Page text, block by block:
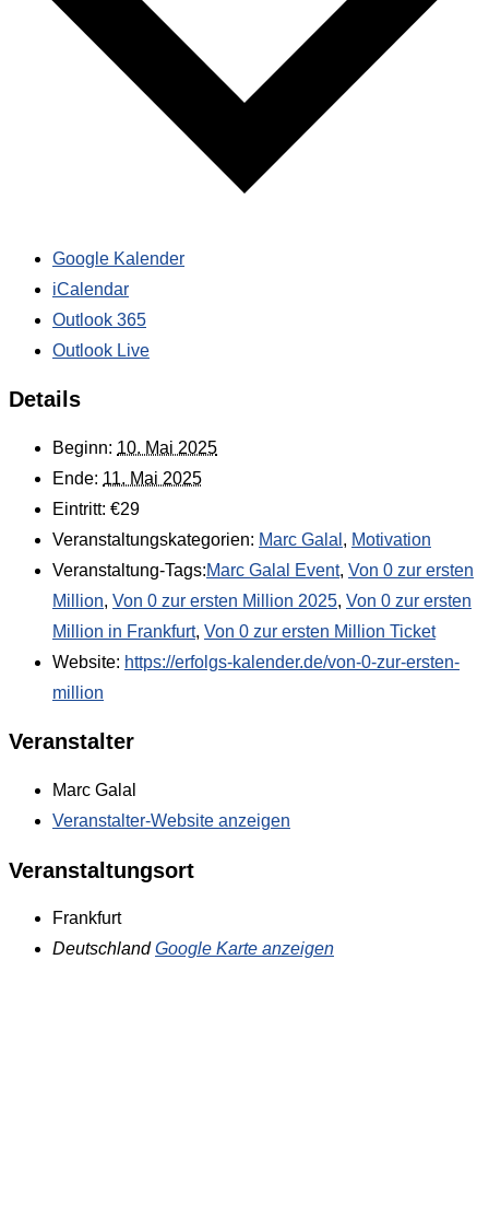
Google Kalender
iCalendar
Outlook 365
Outlook Live
Details
Beginn: 10. Mai 2025
Ende: 11. Mai 2025
Eintritt: €29
Veranstaltungskategorien: Marc Galal , Motivation
Veranstaltung-Tags:Marc Galal Event, Von 0 zur ersten
Million, Von 0 zur ersten Million 2025, Von 0 zur ersten
Million in Frankfurt, Von 0 zur ersten Million Ticket
Website: https://erfolgs-kalender.de/von-0-zur-ersten-
million
Veranstalter
Marc Galal
Veranstalter-Website anzeigen
Veranstaltungsort
Frankfurt
Deutschland Google Karte anzeigen